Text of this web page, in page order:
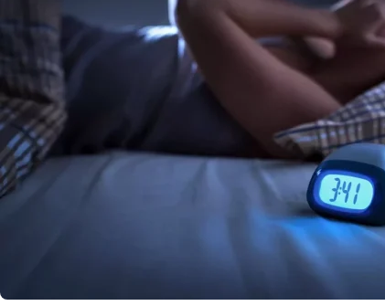
Obiceiul
Studiul
Echipa